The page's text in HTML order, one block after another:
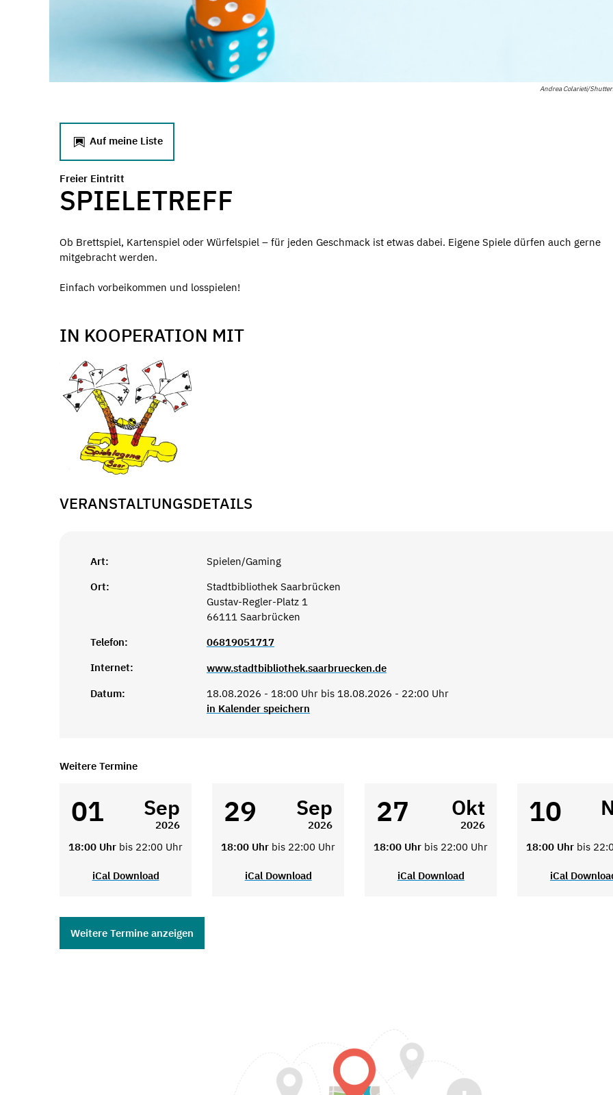
Andrea Colarieti/
Auf meine Liste
Freier Eintritt
SPIELETREFF
Ob Brettspiel, Kartenspiel oder Würfelspiel – für jeden Geschmack ist etwas dabei. Eigene Spiele dürfen auch gerne
mitgebracht werden.
Einfach vorbeikommen und losspielen!
IN KOOPERATION MIT
VERANSTALTUNGSDETAILS
Art:
Spielen/Gaming
Ort:
Stadtbibliothek Saarbrücken
Gustav-Regler-Platz 1
66111 Saarbrücken
Telefon:
06819051717
Internet:
www.stadtbibliothek.saarbruecken.de
Datum:
18.08.2026 - 18:00 Uhr bis 18.08.2026 - 22:00 Uhr
in Kalender speichern
Weitere Termine
01 Sep
2026
18:00 Uhr bis 22:00 Uhr
iCal Download
29 Sep
2026
18:00 Uhr bis 22:00 Uhr
iCal Download
27 Okt
2026
18:00 Uhr bis 22:00 Uhr
iCal Download
10
18:00 Uhr bis
iCal
Weitere Termine anzeigen